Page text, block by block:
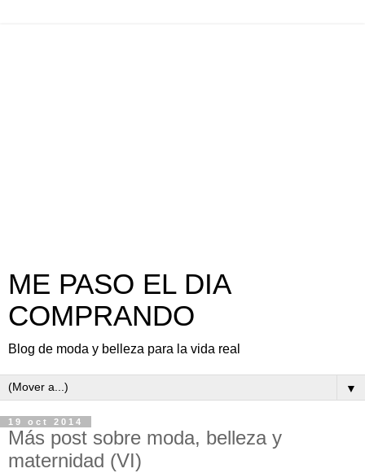
ME PASO EL DIA
COMPRANDO
Blog de moda y belleza para la vida real
▼
19 oct 2014
Más post sobre moda, belleza y
maternidad (VI)